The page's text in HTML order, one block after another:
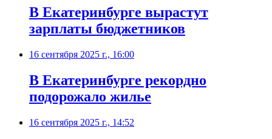
В Екатеринбурге вырастут
зарплаты бюджетников
16 сентября 2025 г., 16:00
В Екатеринбурге рекордно
подорожало жилье
16 сентября 2025 г., 14:52